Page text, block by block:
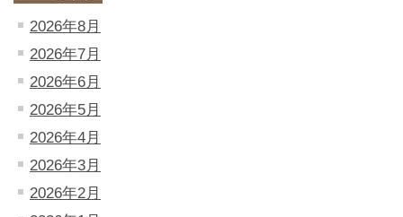
2026年8月
2026年7月
2026年6月
2026年5月
2026年4月
2026年3月
2026年2月